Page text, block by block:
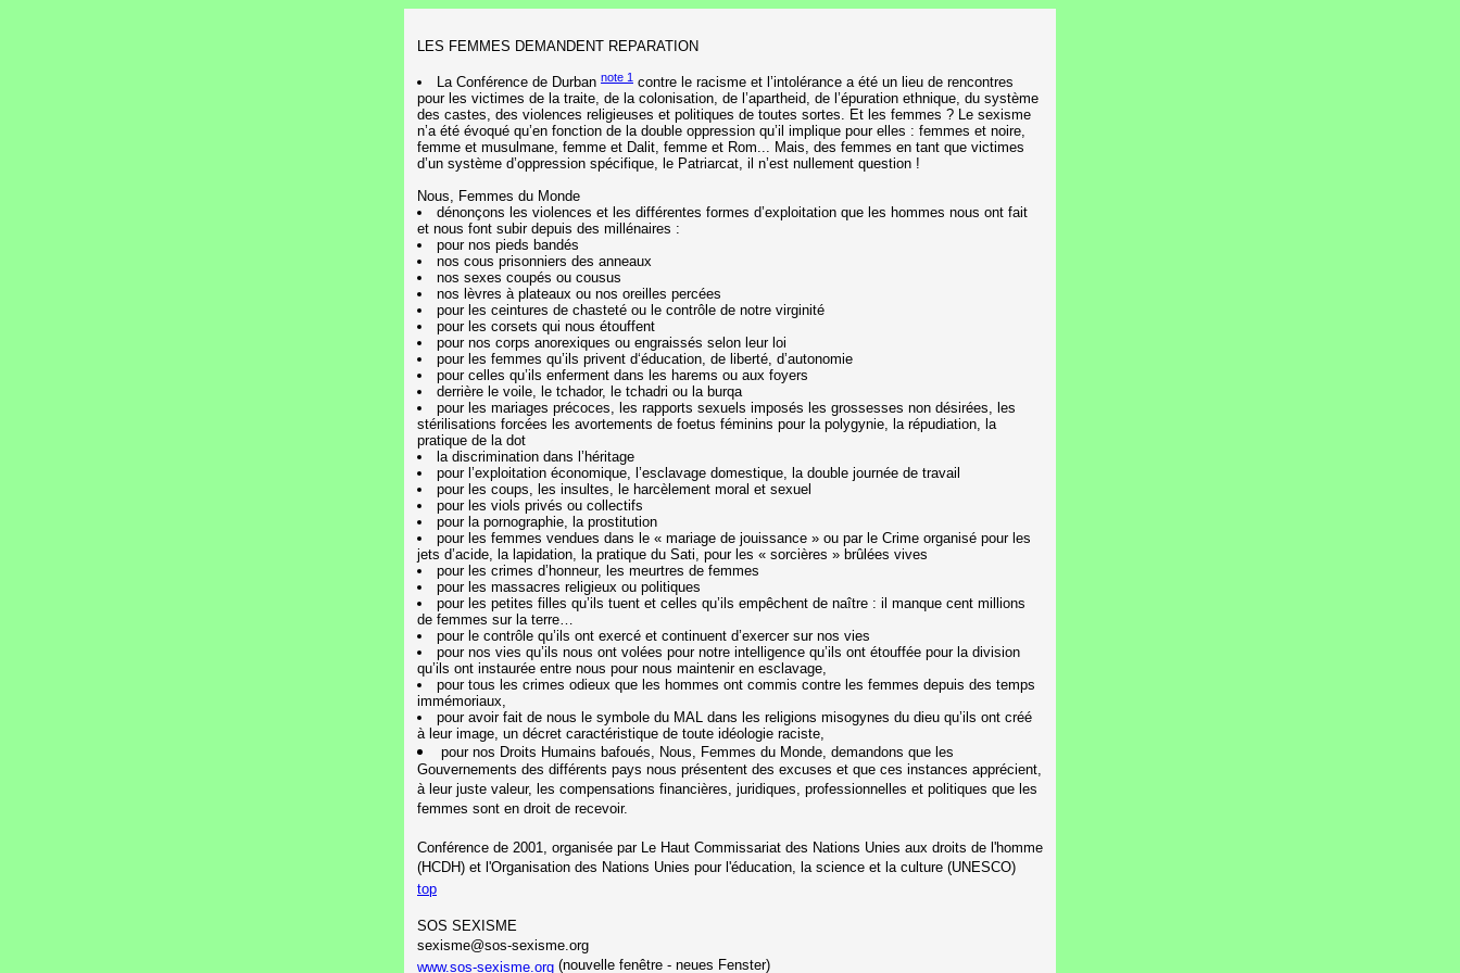
LES FEMMES DEMANDENT REPARATION
La Conférence de Durban note 1 contre le racisme et l’intolérance a été un lieu de rencontres
pour les victimes de la traite, de la colonisation, de l’apartheid, de l’épuration ethnique, du système
des castes, des violences religieuses et politiques de toutes sortes. Et les femmes ? Le sexisme
n’a été évoqué qu’en fonction de la double oppression qu’il implique pour elles : femmes et noire,
femme et musulmane, femme et Dalit, femme et Rom... Mais, des femmes en tant que victimes
d’un système d’oppression spécifique, le Patriarcat, il n’est nullement question !
Nous, Femmes du Monde
dénonçons les violences et les différentes formes d’exploitation que les hommes nous ont fait
et nous font subir depuis des millénaires :
pour nos pieds bandés
nos cous prisonniers des anneaux
nos sexes coupés ou cousus
nos lèvres à plateaux ou nos oreilles percées
pour les ceintures de chasteté ou le contrôle de notre virginité
pour les corsets qui nous étouffent
pour nos corps anorexiques ou engraissés selon leur loi
pour les femmes qu’ils privent d‘éducation, de liberté, d’autonomie
pour celles qu’ils enferment dans les harems ou aux foyers
derrière le voile, le tchador, le tchadri ou la burqa
pour les mariages précoces, les rapports sexuels imposés les grossesses non désirées, les
stérilisations forcées les avortements de foetus féminins pour la polygynie, la répudiation, la
pratique de la dot
la discrimination dans l’héritage
pour l’exploitation économique, l’esclavage domestique, la double journée de travail
pour les coups, les insultes, le harcèlement moral et sexuel
pour les viols privés ou collectifs
pour la pornographie, la prostitution
pour les femmes vendues dans le « mariage de jouissance » ou par le Crime organisé pour les
jets d’acide, la lapidation, la pratique du Sati, pour les « sorcières » brûlées vives
pour les crimes d’honneur, les meurtres de femmes
pour les massacres religieux ou politiques
pour les petites filles qu’ils tuent et celles qu’ils empêchent de naître : il manque cent millions
de femmes sur la terre…
pour le contrôle qu’ils ont exercé et continuent d’exercer sur nos vies
pour nos vies qu’ils nous ont volées pour notre intelligence qu’ils ont étouffée pour la division
qu’ils ont instaurée entre nous pour nous maintenir en esclavage,
pour tous les crimes odieux que les hommes ont commis contre les femmes depuis des temps
immémoriaux,
pour avoir fait de nous le symbole du MAL dans les religions misogynes du dieu qu’ils ont créé
à leur image, un décret caractéristique de toute idéologie raciste,
pour nos Droits Humains bafoués, Nous, Femmes du Monde, demandons que les
Gouvernements des différents pays nous présentent des excuses et que ces instances apprécient,
à leur juste valeur, les compensations financières, juridiques, professionnelles et politiques que les
femmes sont en droit de recevoir.
Conférence de 2001, organisée par Le Haut Commissariat des Nations Unies aux droits de l'homme
(HCDH) et l'Organisation des Nations Unies pour l'éducation, la science et la culture (UNESCO)
top
SOS SEXISME
sexisme@sos-sexisme.org
www.sos-sexisme.org (nouvelle fenêtre - neues Fenster)